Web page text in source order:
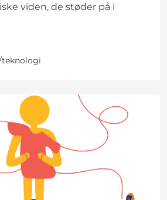
viden, de støder på i